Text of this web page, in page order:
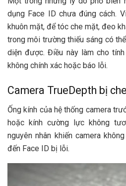
dụng Face ID chưa đúng cách.
khuôn mặt, để tóc che mặt, đeo
trong môi trường thiếu sáng có
diện được. Điều này làm cho
không chính xác hoặc báo lỗi.
Camera TrueDepth bị
Ống kính của hệ thống camera
hoặc kính cường lực không
nguyên nhân khiến camera
đến Face ID bị lỗi.